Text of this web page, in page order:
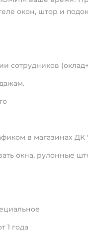
окон, штор и
сотрудников
в магазинах ДК
окна, рулонные
1 года